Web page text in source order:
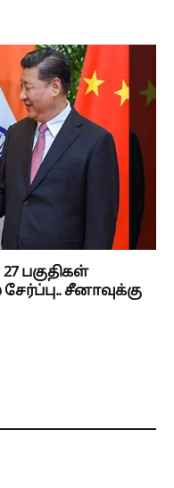
பகுதிகள்
சீனாவுக்கு